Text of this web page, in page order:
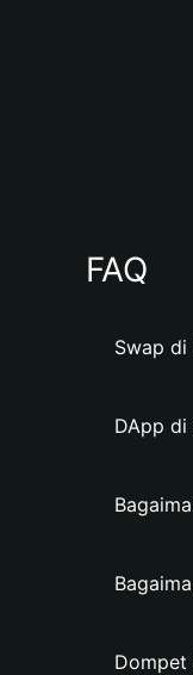
FAQ
Swap di
DApp di
Dompet